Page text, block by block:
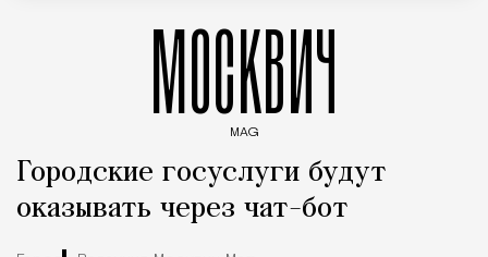
МОСКВИЧ
MAG
Городские госуслуги будут
оказывать через чат-бот